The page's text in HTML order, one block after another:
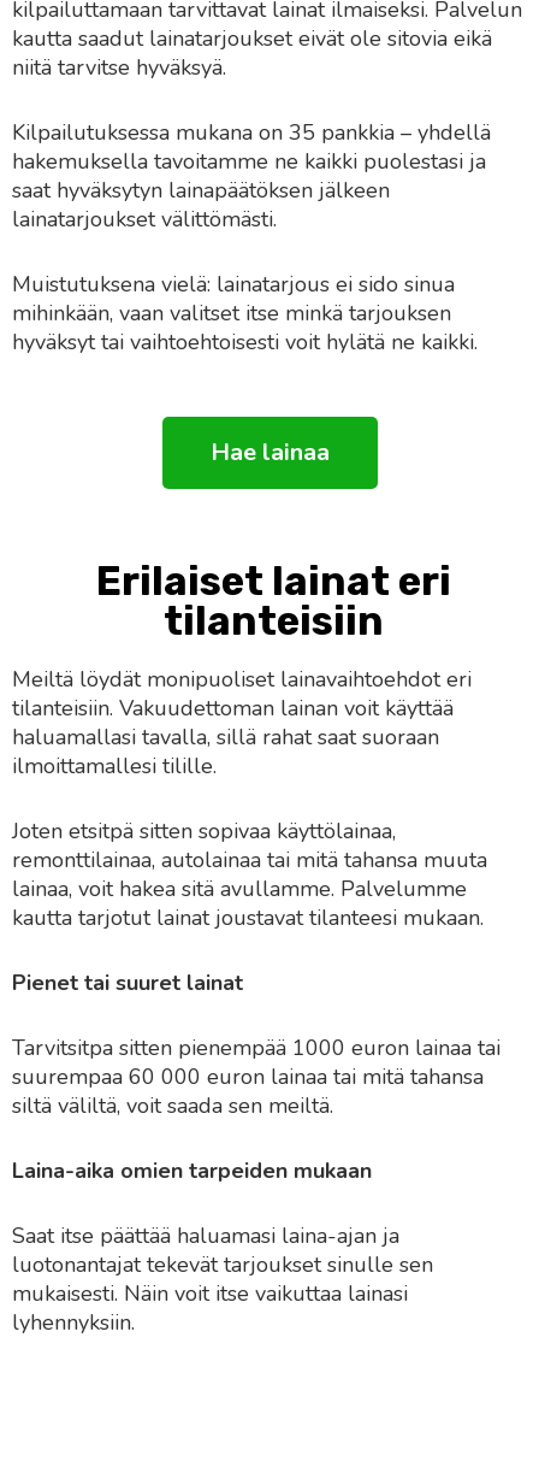
kilpailuttamaan tarvittavat lainat ilmaiseksi. Palvelun
kautta saadut lainatarjoukset eivät ole sitovia eikä
niitä tarvitse hyväksyä.
Kilpailutuksessa mukana on 35 pankkia – yhdellä
hakemuksella tavoitamme ne kaikki puolestasi ja
saat hyväksytyn lainapäätöksen jälkeen
lainatarjoukset välittömästi.
Muistutuksena vielä: lainatarjous ei sido sinua
mihinkään, vaan valitset itse minkä tarjouksen
hyväksyt tai vaihtoehtoisesti voit hylätä ne kaikki.
Hae lainaa
Erilaiset lainat eri
tilanteisiin
Meiltä löydät monipuoliset lainavaihtoehdot eri
tilanteisiin. Vakuudettoman lainan voit käyttää
haluamallasi tavalla, sillä rahat saat suoraan
ilmoittamallesi tilille.
Joten etsitpä sitten sopivaa käyttölainaa,
remonttilainaa, autolainaa tai mitä tahansa muuta
lainaa, voit hakea sitä avullamme. Palvelumme
kautta tarjotut lainat joustavat tilanteesi mukaan.
Pienet tai suuret lainat
Tarvitsitpa sitten pienempää 1000 euron lainaa tai
suurempaa 60 000 euron lainaa tai mitä tahansa
siltä väliltä, voit saada sen meiltä.
Laina-aika omien tarpeiden mukaan
Saat itse päättää haluamasi laina-ajan ja
luotonantajat tekevät tarjoukset sinulle sen
mukaisesti. Näin voit itse vaikuttaa lainasi
lyhennyksiin.